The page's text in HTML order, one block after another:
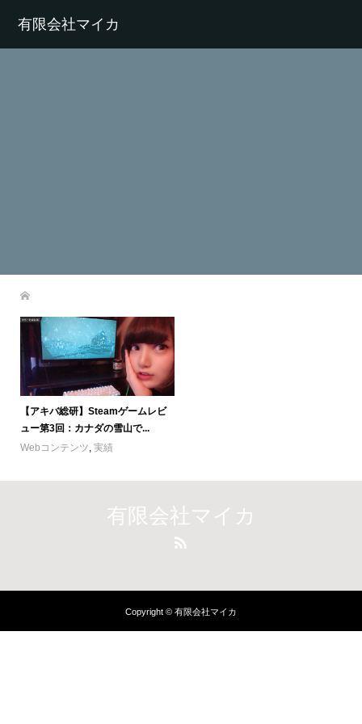
有限会社マイカ
【アキバ総研】Steamゲームレビ
ュー第3回：カナダの雪山で...
Webコンテンツ, 実績
有限会社マイカ
Copyright © 有限会社マイカ